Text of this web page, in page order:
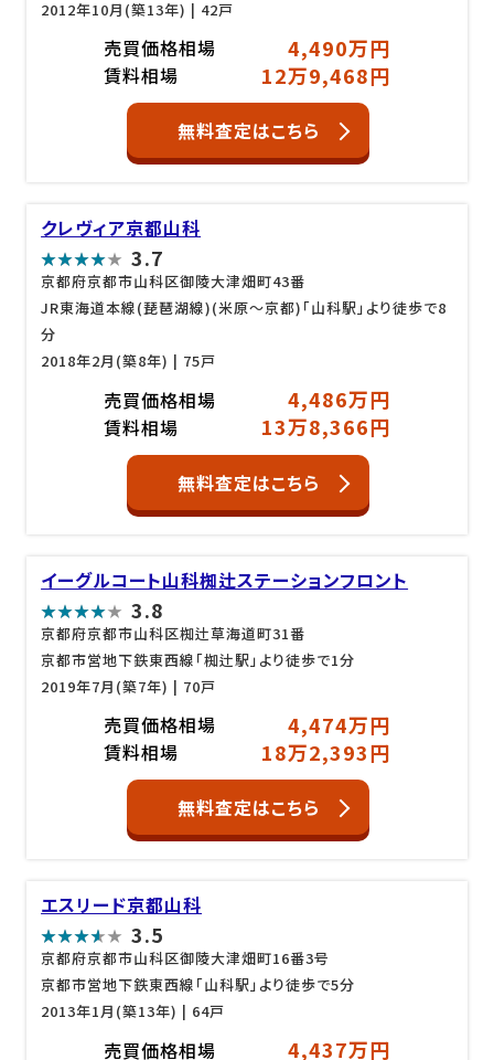
2012年10月(築13年) | 42戸
売買価格相場 4,490万円
賃料相場 12万9,468円
無料査定はこちら
クレヴィア京都山科
3.7
京都府京都市山科区御陵大津畑町43番
JR東海道本線(琵琶湖線)(米原～京都)「山科駅」より徒歩で8
分
2018年2月(築8年) | 75戸
売買価格相場 4,486万円
賃料相場 13万8,366円
無料査定はこちら
イーグルコート山科椥辻ステーションフロント
3.8
京都府京都市山科区椥辻草海道町31番
京都市営地下鉄東西線「椥辻駅」より徒歩で1分
2019年7月(築7年) | 70戸
売買価格相場 4,474万円
賃料相場 18万2,393円
無料査定はこちら
エスリード京都山科
3.5
京都府京都市山科区御陵大津畑町16番3号
京都市営地下鉄東西線「山科駅」より徒歩で5分
2013年1月(築13年) | 64戸
売買価格相場 4,437万円